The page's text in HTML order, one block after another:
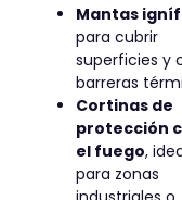
Mantas
para cubrir
superficies y
barreras
Cortinas de
protección
el fuego,
para zonas